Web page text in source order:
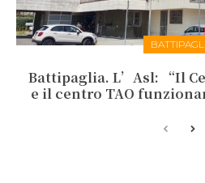
Battipaglia. L’Asl: “Il
e il centro TAO